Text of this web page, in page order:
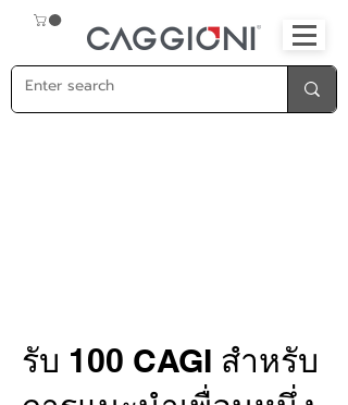
รับ 100 CAGI สำหรับ